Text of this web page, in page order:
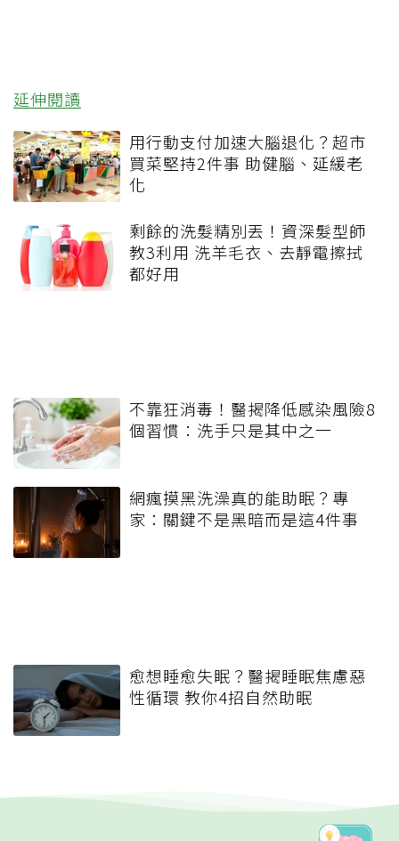
延伸閱讀
用行動支付加速大腦退化？超市
買菜堅持2件事 助健腦、延緩老
化
剩餘的洗髮精別丟！資深髮型師
教3利用 洗羊毛衣、去靜電擦拭
都好用
不靠狂消毒！醫揭降低感染風險8
個習慣：洗手只是其中之一
網瘋摸黑洗澡真的能助眠？專
家：關鍵不是黑暗而是這4件事
愈想睡愈失眠？醫揭睡眠焦慮惡
性循環 教你4招自然助眠